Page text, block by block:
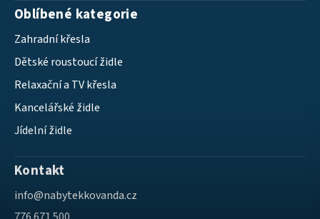
Oblíbené kategorie
Zahradní křesla
Dětské roustoucí židle
Relaxační a TV křesla
Kancelářské židle
Jídelní židle
Kontakt
info@nabytekkovanda.cz